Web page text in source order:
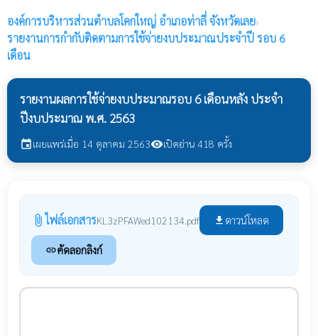
องค์การบริหารส่วนตำบลโคกใหญ่ อำเภอท่าลี่ จังหวัดเลย›
รายงานการกำกับติดตามการใช้จ่ายงบประมาณประจำปี รอบ 6
เดือน
รายงานผลการใช้จ่ายงบประมาณรอบ 6 เดือนหลัง ประจำ
ปีงบประมาณ พ.ศ. 2563
eventเผยแพร่เมื่อ 14 ตุลาคม 2563visibilityเปิดอ่าน 418 ครั้ง
attach_file ไฟล์เอกสารKL3zPFAWed102134.pdf file_download ดาวน์โหลด
linkคัดลอกลิงก์